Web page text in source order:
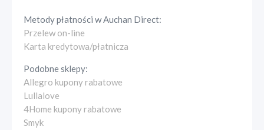
Metody płatności wAuchan Direct:
Przelew on-line
Karta kredytowa/płatnicza
Podobne sklepy:
Allegro kupony rabatowe
Lullalove
4Home kupony rabatowe
Smyk